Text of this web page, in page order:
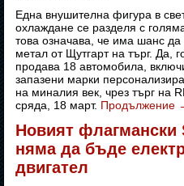
Една внушителна фигура в
охлаждане се разделя с
това означава, че има шанс
метал от Щутгарт на търг. Да,
продава 18 автомобила,
запазени марки
на миналия век, чрез търг на
сряда, 18 март. Продължение
Новият флагмански
няма да бъде
двигател